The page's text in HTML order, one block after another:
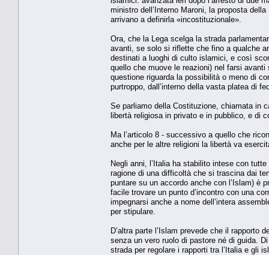
ministro dell’Interno Maroni, la proposta
arrivano a definirla «incostituzionale».
Ora, che la Lega scelga la strada
avanti, se solo si riflette che fino a qualche
destinati a luoghi di culto islamici, e così
quello che muove le reazioni) nel farsi avanti
questione riguarda la possibilità o meno di
purtroppo, dall’interno della vasta platea di
Se parliamo della Costituzione, chiamata in
libertà religiosa in privato e in pubblico, e di
Ma l’articolo 8 - successivo a quello che
anche per le altre religioni la libertà va
Negli anni, l’Italia ha stabilito intese con
ragione di una difficoltà che si trascina dai
puntare su un accordo anche con l’Islam) è
facile trovare un punto d’incontro con una
impegnarsi anche a nome dell’intera
per stipulare.
D’altra parte l’Islam prevede che il rapporto
senza un vero ruolo di pastore né di guida.
strada per regolare i rapporti tra l’Italia e gli